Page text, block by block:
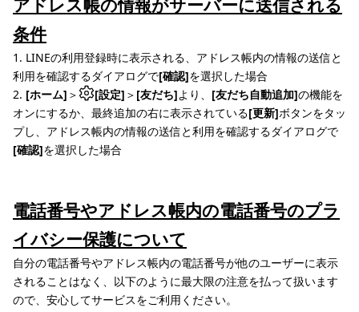
条件
1. LINEの利用登録時に表示される、アドレス帳内の情報の送信と
利用を確認するダイアログで[確認]を選択した場合
2. [ホーム] ＞ [設定] ＞ [友だち]より、 [友だち自動追加]の機能を
オンにするか、最終追加の右に表示されている[更新]ボタンをタッ
プし、アドレス帳内の情報の送信と利用を確認するダイアログで
[確認]を選択した場合
電話番号やアドレス帳内の電話番号のプラ
イバシー保護について
自分の電話番号やアドレス帳内の電話番号が他のユーザーに表示
されることはなく、以下のように最大限の注意を払って扱います
ので、安心してサービスをご利用ください。